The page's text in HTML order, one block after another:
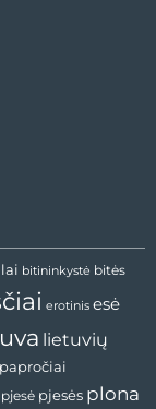
bitininkystė bitės
erotinis esė
lietuvių
papročiai
pjesė pjesės plona